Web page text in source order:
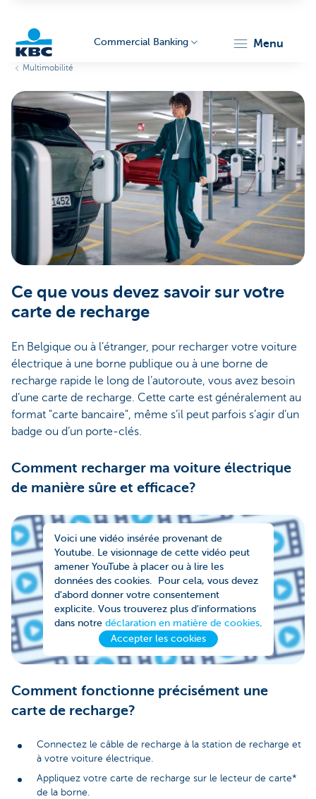
Commercial Banking menu
Multimobilité
Ce que vous devez savoir sur votre
carte de recharge
En Belgique ou à l’étranger, pour recharger votre voiture
électrique à une borne publique ou à une borne de
recharge rapide le long de l’autoroute, vous avez besoin
d’une carte de recharge. Cette carte est généralement au
format "carte bancaire", même s’il peut parfois s’agir d’un
badge ou d’un porte-clés.
Comment recharger ma voiture électrique
de manière sûre et efficace?
Voici une vidéo insérée provenant de
Youtube. Le visionnage de cette vidéo peut
amener YouTube à placer ou à lire les
données des cookies. Pour cela, vous devez
d'abord donner votre consentement
explicite. Vous trouverez plus d'informations
dans notre déclaration en matière de cookies.
Accepter les cookies
Comment fonctionne précisément une
carte de recharge?
Connectez le câble de recharge à la station de recharge et
à votre voiture électrique.
Appliquez votre carte de recharge sur le lecteur de carte*
de la borne.